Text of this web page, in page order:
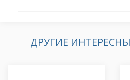
ДРУГИЕ